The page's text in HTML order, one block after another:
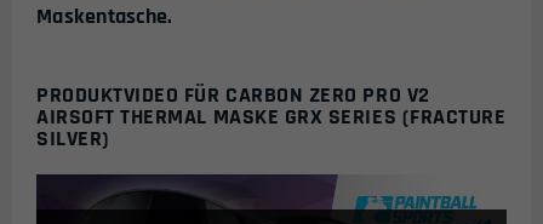
Maskentasche.
PRODUKTVIDEO FÜR CARBON ZERO PRO V2
AIRSOFT THERMAL MASKE GRX SERIES (FRACTURE
SILVER)